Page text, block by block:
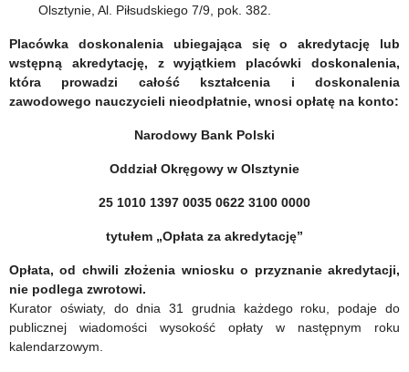
Olsztynie, Al. Piłsudskiego 7/9, pok. 382.
Placówka doskonalenia ubiegająca się o akredytację lub
wstępną akredytację, z wyjątkiem placówki doskonalenia,
która prowadzi całość kształcenia i doskonalenia
zawodowego nauczycieli nieodpłatnie, wnosi opłatę na konto:
Narodowy Bank Polski
Oddział Okręgowy w Olsztynie
25 1010 1397 0035 0622 3100 0000
tytułem „Opłata za akredytację”
Opłata, od chwili złożenia wniosku o przyznanie akredytacji,
nie podlega zwrotowi.
Kurator oświaty, do dnia 31 grudnia każdego roku, podaje do
publicznej wiadomości wysokość opłaty w następnym roku
kalendarzowym.